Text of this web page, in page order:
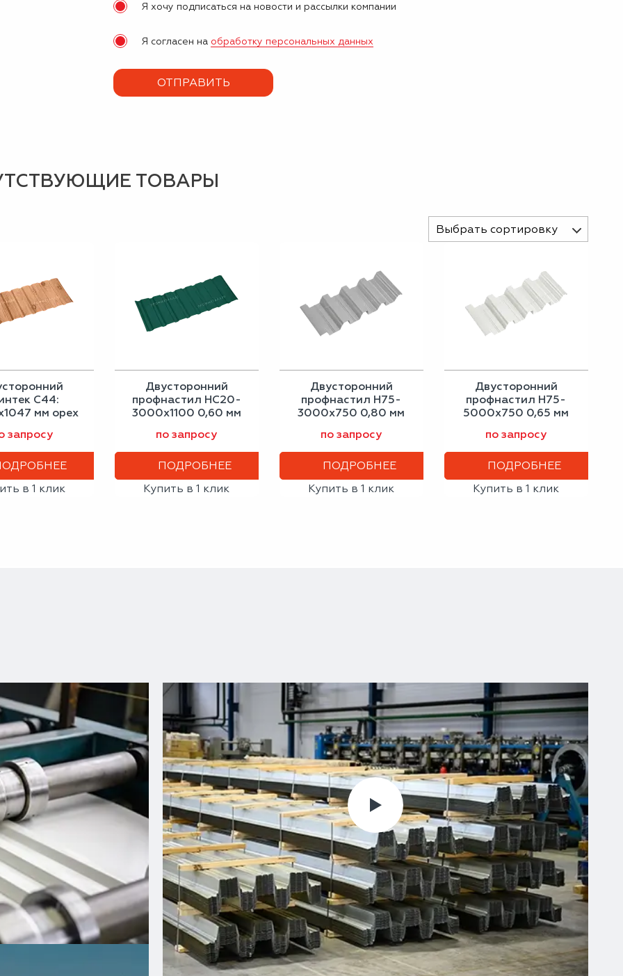
Я хочу подписаться на новости и рассылки компании
Я согласен на обработку персональных данных
ТОВАРЫ
Выбрать сортировку
С44:
мм орех
запросу
в 1 клик
Двусторонний
профнастил НС20-
3000х1100 0,60 мм
по запросу
ПОДРОБНЕЕ
Купить в 1 клик
Двусторонний
профнастил Н75-
3000х750 0,80 мм
по запросу
ПОДРОБНЕЕ
Купить в 1 клик
Двусторонний
профнастил Н75-
5000х750 0,65 мм
по запросу
ПОДРОБНЕЕ
Купить в 1 клик